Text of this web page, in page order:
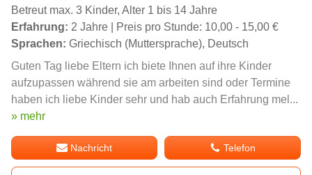
Betreut max. 3 Kinder, Alter 1 bis 14 Jahre
Erfahrung: 2 Jahre | Preis pro Stunde: 10,00 - 15,00 €
Sprachen: Griechisch (Muttersprache), Deutsch
Guten Tag liebe Eltern ich biete Ihnen auf ihre Kinder
aufzupassen während sie am arbeiten sind oder Termine
haben ich liebe Kinder sehr und hab auch Erfahrung mel...
» mehr
Nachricht Telefon